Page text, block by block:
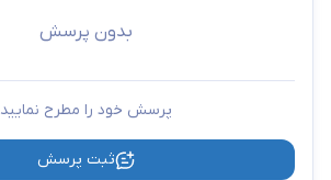
بدون پرسش
پرسش خود را مطرح نمایید
ثبت پرسش